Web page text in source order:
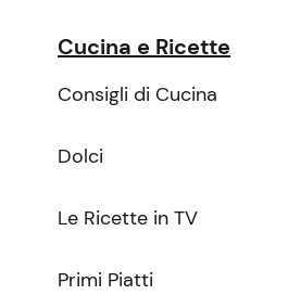
Cucina e Ricette
Consigli di Cucina
Dolci
Le Ricette in TV
Primi Piatti